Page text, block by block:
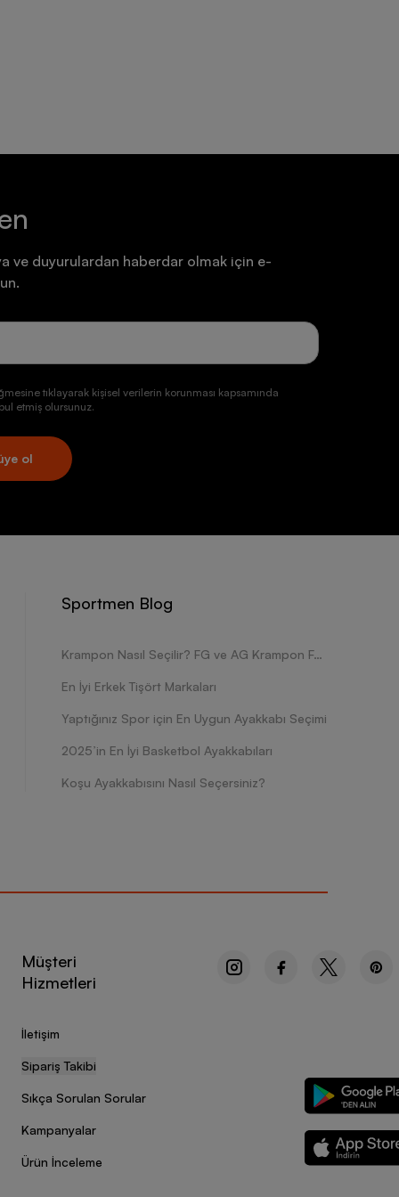
ve duyurulardan haberdar olmak için e-
tıklayarak kişisel verilerin korunması kapsamında
etmiş olursunuz.
ol
Sportmen Blog
Krampon Nasıl Seçilir? FG ve AG Krampon Farkları Nelerdir?
En İyi Erkek Tişört Markaları
Yaptığınız Spor için En Uygun Ayakkabı Seçimi
2025’in En İyi Basketbol Ayakkabıları
Koşu Ayakkabısını Nasıl Seçersiniz?
Müşteri
Hizmetleri
İletişim
Sipariş Takibi
Sıkça Sorulan Sorular
Kampanyalar
Ürün İnceleme